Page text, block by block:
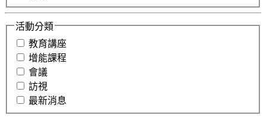
活動分類
教育講座
增能課程
會議
訪視
最新消息